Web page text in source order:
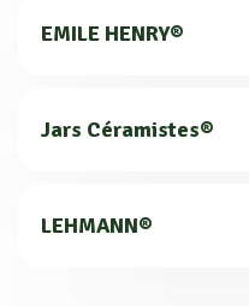
EMILE HENRY®
Jars Céramistes®
LEHMANN®